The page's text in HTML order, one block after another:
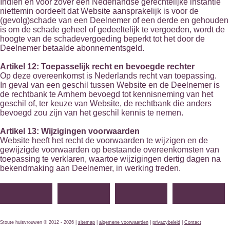
Indien en voor zover een Nederlandse gerechtelijke instantie
niettemin oordeelt dat Website aansprakelijk is voor de
(gevolg)schade van een Deelnemer of een derde en gehouden
is om de schade geheel of gedeeltelijk te vergoeden, wordt de
hoogte van de schadevergoeding beperkt tot het door de
Deelnemer betaalde abonnementsgeld.
Artikel 12: Toepasselijk recht en bevoegde rechter
Op deze overeenkomst is Nederlands recht van toepassing.
In geval van een geschil tussen Website en de Deelnemer is
de rechtbank te Arnhem bevoegd tot kennisneming van het
geschil of, ter keuze van Website, de rechtbank die anders
bevoegd zou zijn van het geschil kennis te nemen.
Artikel 13: Wijzigingen voorwaarden
Website heeft het recht de voorwaarden te wijzigen en de
gewijzigde voorwaarden op bestaande overeenkomsten van
toepassing te verklaren, waartoe wijzigingen dertig dagen na
bekendmaking aan Deelnemer, in werking treden.
Stoute huisvrouwen © 2012 - 2026 | sitemap algemene voorwaarden privacybeleid Contact